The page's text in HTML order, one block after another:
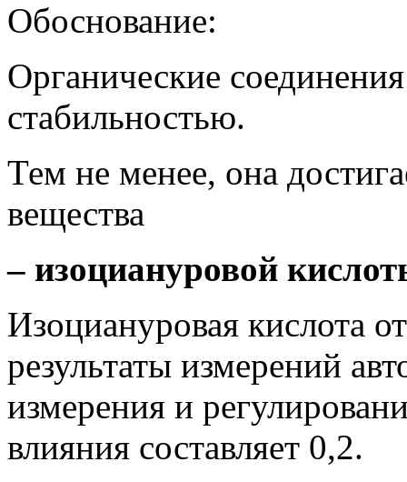
Обоснование:
Органические
стабильностью.
Тем не менее, она
вещества
– изоциануровой
Изоциануровая кислота
результаты измерений
измерения и
влияния составляет 0,2.